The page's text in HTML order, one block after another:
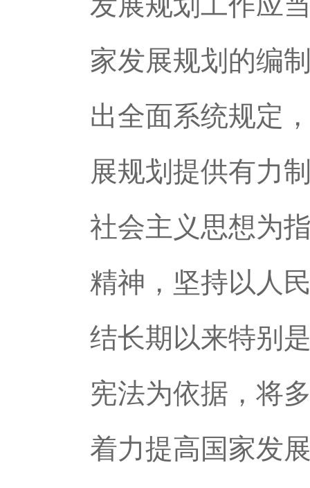
家发展规划的编
出全面系统规定
展规划提供有力
社会主义思想为
精神，坚持以人
结长期以来特别
宪法为依据，将
着力提高国家发